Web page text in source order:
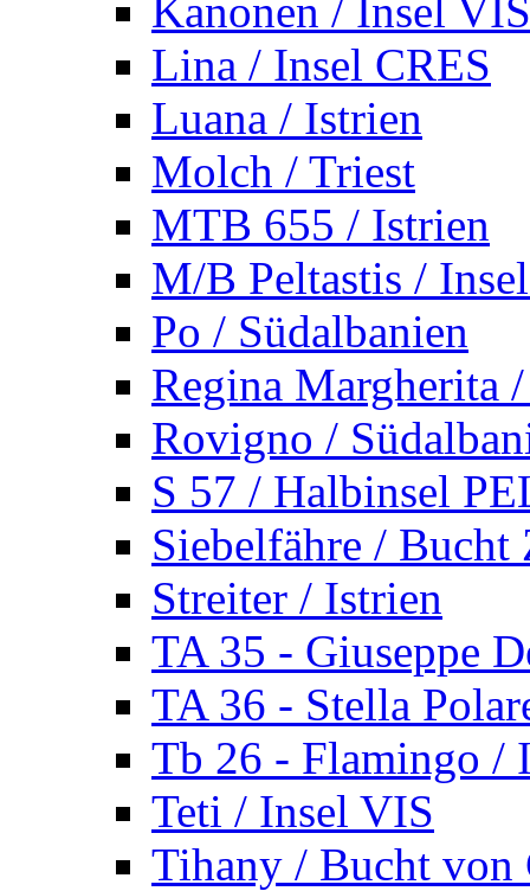
Kanonen / Insel VIS
Lina / Insel CRES
Luana / Istrien
Molch / Triest
MTB 655 / Istrien
M/B Peltastis /
Po / Südalbanien
Regina Margherita
Rovigno /
S 57 / Halbinsel
Siebelfähre / Bucht
Streiter / Istrien
TA 35 - Giuseppe
TA 36 - Stella
Tb 26 - Flamingo /
Teti / Insel VIS
Tihany / Bucht von